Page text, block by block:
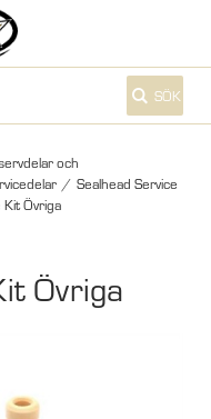
SÖK
och
/ Sealhead Service
Kit Övriga
Övriga